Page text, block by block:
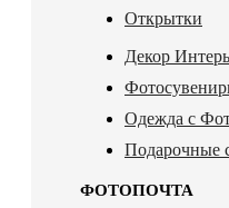
Открытки
Декор
Одежда с
Подарочные
ФОТОПОЧТА